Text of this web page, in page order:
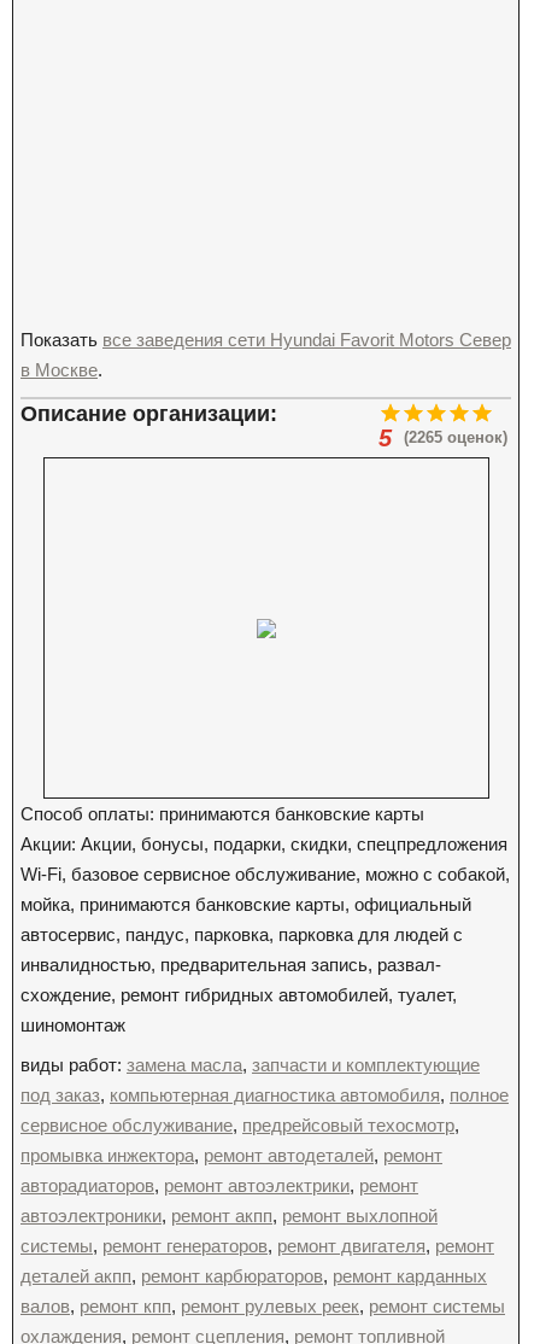
Показать все заведения сети Hyundai Favorit Motors Север
в Москве.
(2265 оценок)
5
Описание организации:
Способ оплаты: принимаются банковские карты
Акции: Акции, бонусы, подарки, скидки, спецпредложения
Wi-Fi, базовое сервисное обслуживание, можно с собакой,
мойка, принимаются банковские карты, официальный
автосервис, пандус, парковка, парковка для людей с
инвалидностью, предварительная запись, развал-
схождение, ремонт гибридных автомобилей, туалет,
шиномонтаж
виды работ: замена масла, запчасти и комплектующие
под заказ, компьютерная диагностика автомобиля, полное
сервисное обслуживание, предрейсовый техосмотр,
промывка инжектора, ремонт автодеталей, ремонт
авторадиаторов, ремонт автоэлектрики, ремонт
автоэлектроники, ремонт акпп, ремонт выхлопной
системы, ремонт генераторов, ремонт двигателя, ремонт
деталей акпп, ремонт карбюраторов, ремонт карданных
валов, ремонт кпп, ремонт рулевых реек, ремонт системы
охлаждения, ремонт сцепления, ремонт топливной